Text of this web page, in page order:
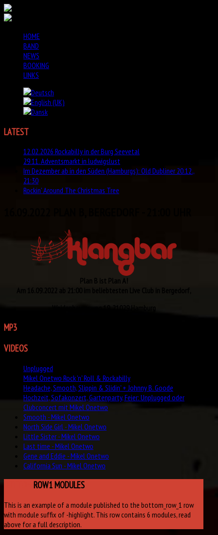
HOME
BAND
NEWS
BOOKING
LINKS
LATEST
12.02.2026 Rockabilly in der Burg Seevetal
29.11. Adventsmarkt in ludwigslust
Im Dezember ab in den Süden (Hamburgs): Old Dubliner 20.12.,
21:30
Rockin' Around The Christmas Tree
Plan B ist Plan A!
MP3
VIDEOS
Unplugged
Mikel Onetwo Rock 'n' Roll & Rockabilly
Headache, Smooth, Slippin & Slidin' + Johnny B. Goode
Hochzeit, Sofakonzert, Gartenparty, Feier: Unplugged oder
Clubconcert mit Mikel Onetwo
Smooth - Mikel Onetwo
North Side Girl - Mikel Onetwo
Little Sister - Mikel Onetwo
Last time - Mikel Onetwo
Gene and Eddie - Mikel Onetwo
California Sun - Mikel Onetwo
ROW1 MODULES
This is an example of a module published to the bottom_row_1 row
with module suffix of -highlight. This row contains 6 modules, read
above for a full description.